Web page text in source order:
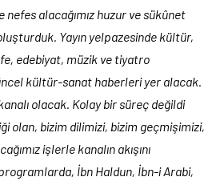
nefes alacağımız huzur ve sükûnet
Yayın yelpazesinde kültür,
edebiyat, müzik ve tiyatro
kültür-sanat haberleri yer alacak.
olacak. Kolay bir süreç değildi
olan, bizim dilimizi, bizim geçmişimizi,
işlerle kanalın akışını
İbn Haldun, İbn-i Arabi,